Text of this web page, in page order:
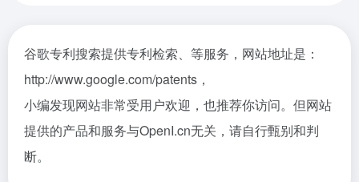
谷歌专利搜索提供专利检索、等服务，网站地址是：
http://www.google.com/patents，
小编发现网站非常受用户欢迎，也推荐你访问。但网站
提供的产品和服务与OpenI.cn无关，请自行甄别和判
断。